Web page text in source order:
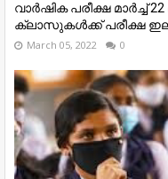
വാര്‍ഷിക പരീക്ഷ മാര്‍ച്ച്
ക്ലാസുകള്‍ക്ക് പരീക്ഷ
March 05, 2022 0